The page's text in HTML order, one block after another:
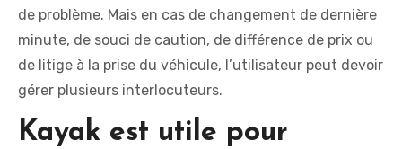
de problème. Mais en cas de changement de dernière
minute, de souci de caution, de différence de prix ou
de litige à la prise du véhicule, l’utilisateur peut devoir
gérer plusieurs interlocuteurs.
Kayak est utile pour